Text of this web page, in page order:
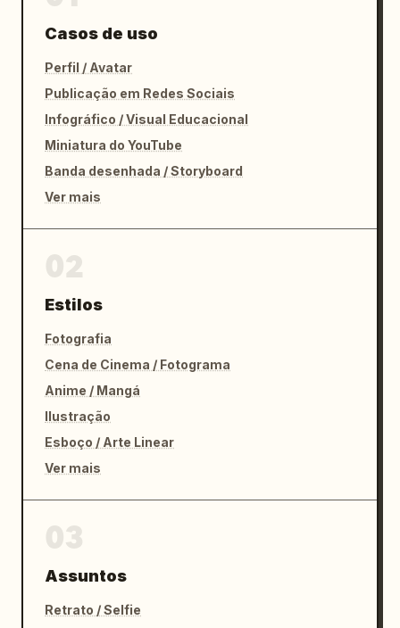
Casos de uso
Perfil / Avatar
Publicação em Redes Sociais
Infográfico / Visual Educacional
Miniatura do YouTube
Banda desenhada / Storyboard
Ver mais
Estilos
Fotografia
Cena de Cinema / Fotograma
Anime / Mangá
Ilustração
Esboço / Arte Linear
Ver mais
Assuntos
Retrato / Selfie